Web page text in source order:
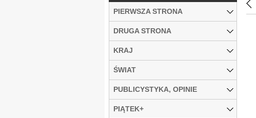
PIERWSZA STRONA
DRUGA STRONA
KRAJ
ŚWIAT
PUBLICYSTYKA, OPINIE
PIĄTEK+